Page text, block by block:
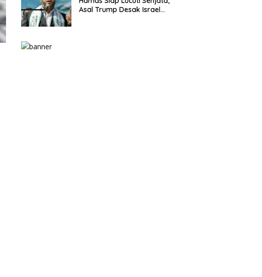
Asal Trump Desak Israel